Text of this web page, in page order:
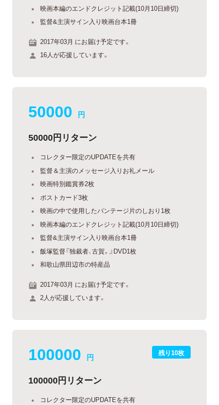
映画本編のエンドクレジット記載(10月10日締切)
監督&主演サイン入り映画台本1冊
2017年03月 にお届け予定です。
16人が応援しています。
50000 円
50000円リターン
コレクター限定のUPDATEを共有
監督＆主演のメッセージ入りお礼メール
映画特別鑑賞券2枚
ポストカード3枚
映画の中で使用したバンテージ片のしおり1枚
映画本編のエンドクレジット記載(10月10日締切)
監督&主演サイン入り映画台本1冊
飯塚監督『独裁者、古賀。』DVD1枚
和歌山県田辺市の特産品
2017年03月 にお届け予定です。
2人が応援しています。
残り10枚
100000 円
100000円リターン
コレクター限定のUPDATEを共有